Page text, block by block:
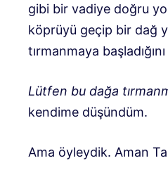
gibi bir vadiye doğru yol
köprüyü geçip bir dağ
tırmanmaya
Lütfen bu dağa
kendime düşündüm.
Ama öyleydik. Aman